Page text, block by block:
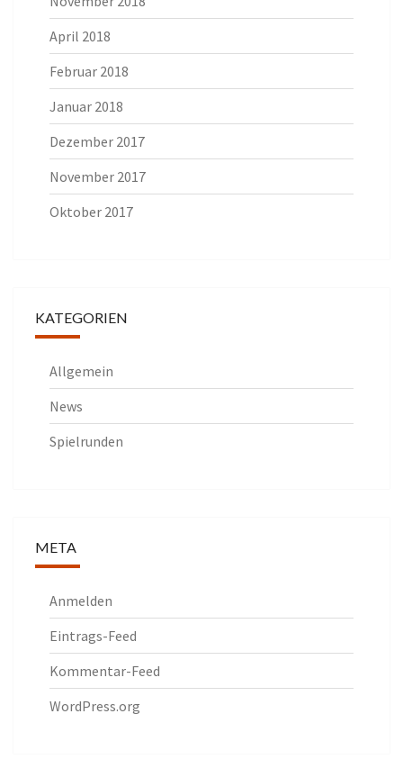
April 2018
Februar 2018
Januar 2018
Dezember 2017
November 2017
Oktober 2017
KATEGORIEN
Allgemein
News
Spielrunden
META
Anmelden
Eintrags-Feed
Kommentar-Feed
WordPress.org